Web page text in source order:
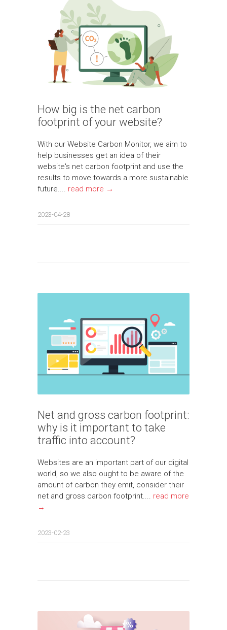
How big is the net carbon
footprint of your website?
With our Website Carbon Monitor, we aim to
help businesses get an idea of their
website's net carbon footprint and use the
results to move towards a more sustainable
future.... read more →
2023-04-28
Net and gross carbon footprint:
why is it important to take
traffic into account?
Websites are an important part of our digital
world, so we also ought to be aware of the
amount of carbon they emit, consider their
net and gross carbon footprint.... read more
→
2023-02-23